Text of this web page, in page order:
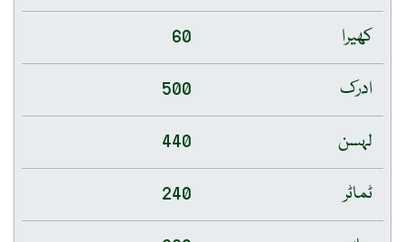
کھیرا
60
ادرک
500
لہسن
440
ٹماٹر
240